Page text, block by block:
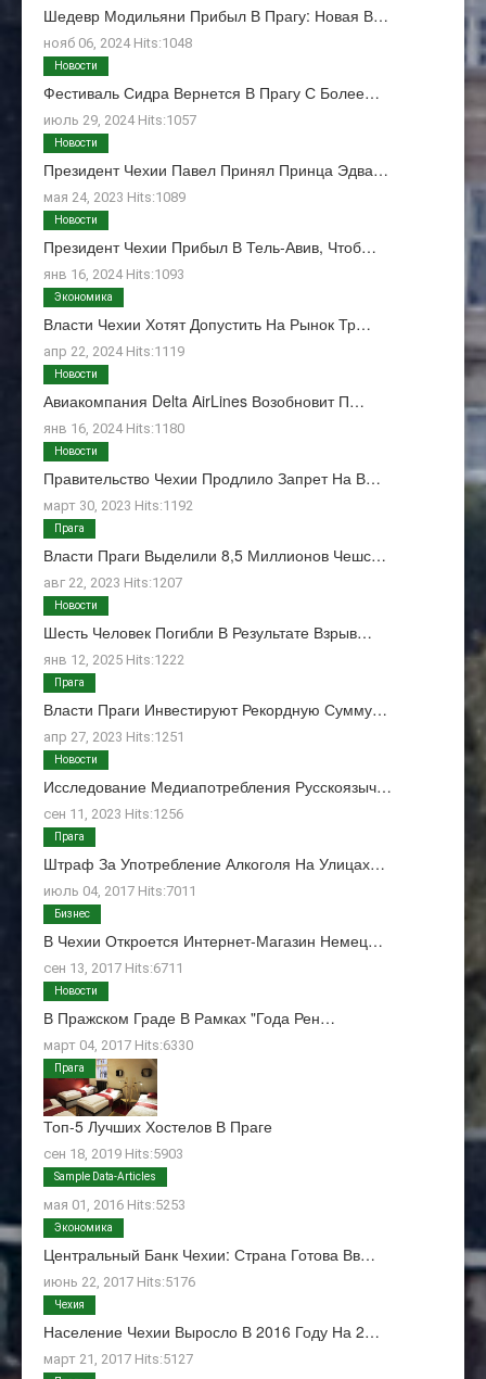
Шедевр Модильяни Прибыл В Прагу: Новая В…
нояб 06, 2024 Hits:1048
Фестиваль Сидра Вернется В Прагу С Более…
июль 29, 2024 Hits:1057
Новости
Президент Чехии Павел Принял Принца Эдва…
мая 24, 2023 Hits:1089
Новости
Президент Чехии Прибыл В Тель-Авив, Чтоб…
янв 16, 2024 Hits:1093
Новости
Власти Чехии Хотят Допустить На Рынок Тр…
апр 22, 2024 Hits:1119
Экономика
Авиакомпания Delta AirLines Возобновит П…
янв 16, 2024 Hits:1180
Новости
Правительство Чехии Продлило Запрет На В…
март 30, 2023 Hits:1192
Новости
Власти Праги Выделили 8,5 Миллионов Чешс…
авг 22, 2023 Hits:1207
Прага
Шесть Человек Погибли В Результате Взрыв…
янв 12, 2025 Hits:1222
Новости
Власти Праги Инвестируют Рекордную Сумму…
апр 27, 2023 Hits:1251
Прага
Исследование Медиапотребления Русскоязыч…
сен 11, 2023 Hits:1256
Новости
Штраф За Употребление Алкоголя На Улицах…
июль 04, 2017 Hits:7011
Прага
В Чехии Откроется Интернет-Магазин Немец…
сен 13, 2017 Hits:6711
Бизнес
В Пражском Граде В Рамках "Года Рен…
март 04, 2017 Hits:6330
Новости
Топ-5 Лучших Хостелов В Праге
сен 18, 2019 Hits:5903
Прага
О Нас
мая 01, 2016 Hits:5253
Sample Data-Articles
Центральный Банк Чехии: Страна Готова Вв…
июнь 22, 2017 Hits:5176
Экономика
Население Чехии Выросло В 2016 Году На 2…
март 21, 2017 Hits:5127
Чехия